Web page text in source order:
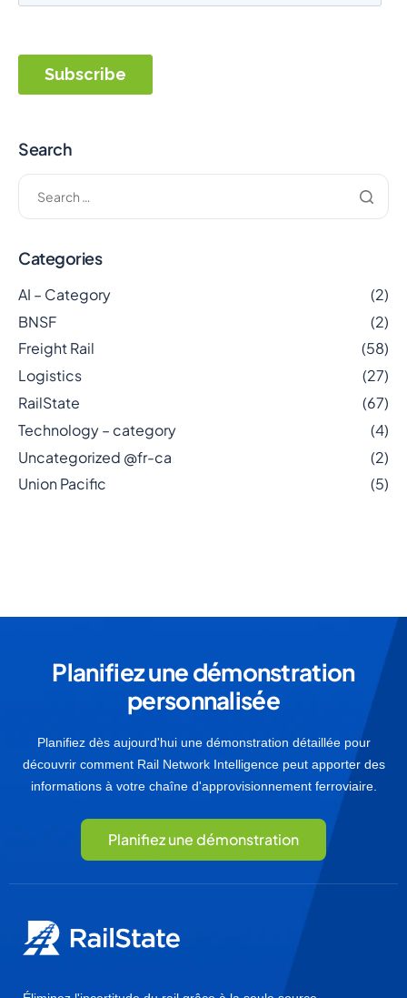
Search
Categories
AI – Category
(2)
BNSF
(2)
Freight Rail
(58)
Logistics
(27)
RailState
(67)
Technology – category
(4)
Uncategorized @fr-ca
(2)
Union Pacific
(5)
Planifiez une démonstration
personnalisée
Planifiez dès aujourd'hui une démonstration détaillée pour
découvrir comment Rail Network Intelligence peut apporter des
informations à votre chaîne d'approvisionnement ferroviaire.
Planifiez une démonstration